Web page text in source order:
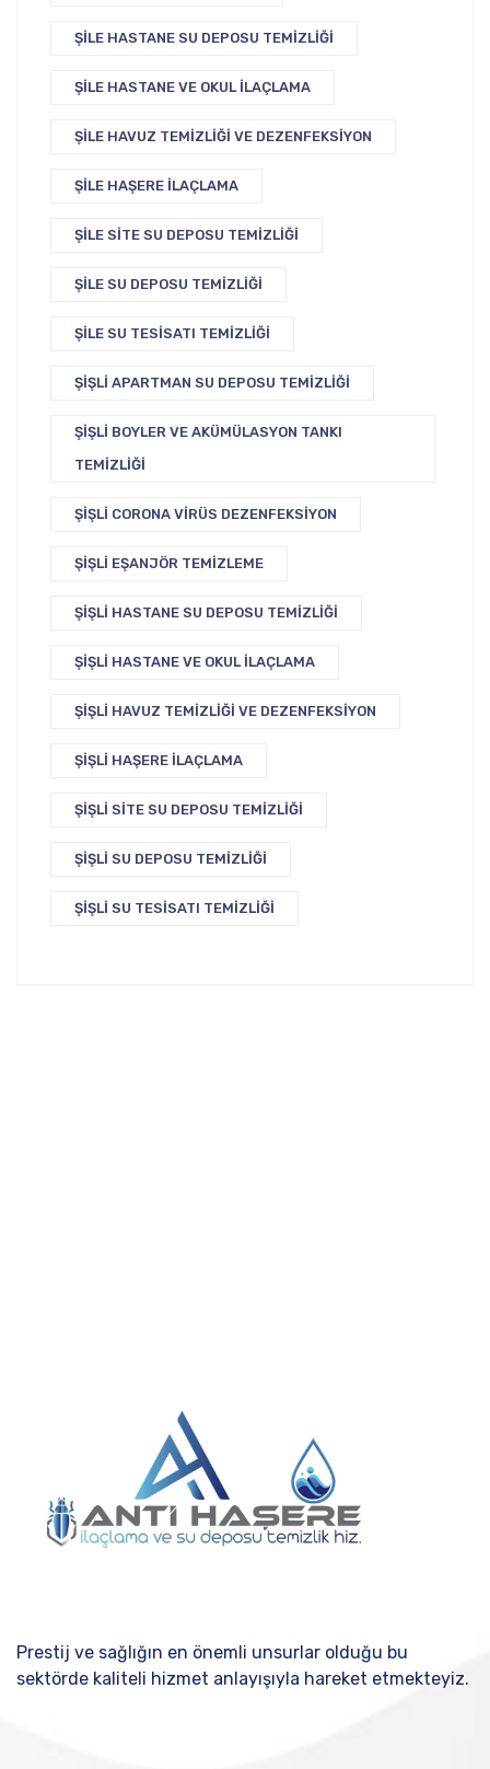
ŞILE HASTANE SU DEPOSU TEMIZLIĞI
ŞILE HASTANE VE OKUL İLAÇLAMA
ŞILE HAVUZ TEMIZLIĞI VE DEZENFEKSIYON
ŞILE HAŞERE İLAÇLAMA
ŞILE SITE SU DEPOSU TEMIZLIĞI
ŞILE SU DEPOSU TEMIZLIĞI
ŞILE SU TESISATI TEMIZLIĞI
ŞIŞLI APARTMAN SU DEPOSU TEMIZLIĞI
ŞIŞLI BOYLER VE AKÜMÜLASYON TANKI
TEMIZLIĞI
ŞIŞLI CORONA VIRÜS DEZENFEKSIYON
ŞIŞLI EŞANJÖR TEMIZLEME
ŞIŞLI HASTANE SU DEPOSU TEMIZLIĞI
ŞIŞLI HASTANE VE OKUL İLAÇLAMA
ŞIŞLI HAVUZ TEMIZLIĞI VE DEZENFEKSIYON
ŞIŞLI HAŞERE İLAÇLAMA
ŞIŞLI SITE SU DEPOSU TEMIZLIĞI
ŞIŞLI SU DEPOSU TEMIZLIĞI
ŞIŞLI SU TESISATI TEMIZLIĞI
Prestij ve sağlığın en önemli unsurlar olduğu bu
sektörde kaliteli hizmet anlayışıyla hareket etmekteyiz.